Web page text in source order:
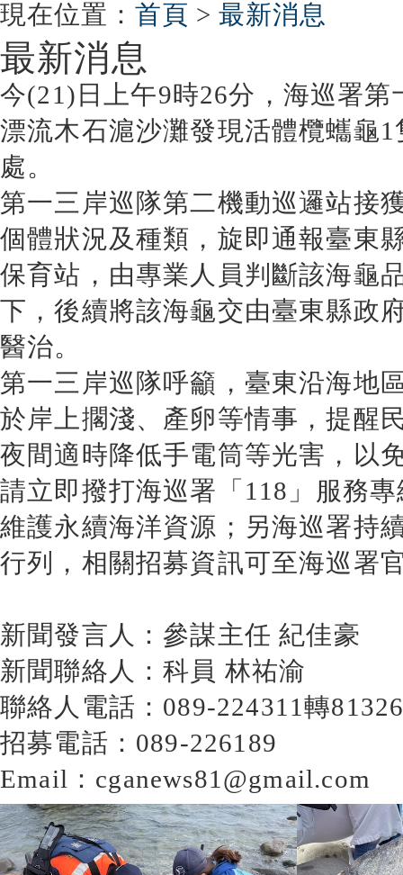
:::
現在位置 ： 首頁 > 最新消息
最新消息
今(21)日上午9時26分，海巡署
漂流木石滬沙灘發現活體欖蠵龜
處。
第一三岸巡隊第二機動巡邏站接
個體狀況及種類，旋即通報臺東
保育站，由專業人員判斷該海龜
下，後續將該海龜交由臺東縣政
醫治。
第一三岸巡隊呼籲，臺東沿海地
於岸上擱淺、產卵等情事，提醒
夜間適時降低手電筒等光害，以
請立即撥打海巡署「118」服務
維護永續海洋資源；另海巡署持
行列，相關招募資訊可至海巡署
新聞發言人：參謀主任 紀佳豪
新聞聯絡人：科員 林祐渝
聯絡人電話：089-224311轉
招募電話：089-226189
Email：cganews81@gmail.com